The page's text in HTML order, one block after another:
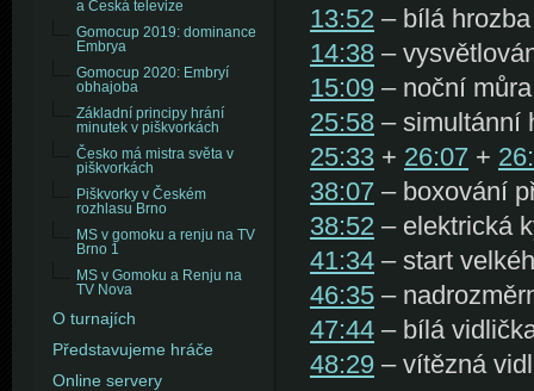
13:52 – bílá
14:38 –
15:09 – noční
25:58 – simultánní
25:33 + 26:07 +
38:07 – boxování
38:52 – elektrická
41:34 – start
46:35 –
47:44 – bílá
48:29 – vítězná
a Česká televize
Gomocup 2019: dominance
Embrya
Gomocup 2020: Embryí
obhajoba
Základní principy hrání
minutek v piškvorkách
Česko má mistra světa v
piškvorkách
Piškvorky v Českém
rozhlasu Brno
MS v gomoku a renju na TV
Brno 1
MS v Gomoku a Renju na
TV Nova
O turnajích
Představujeme hráče
Online servery